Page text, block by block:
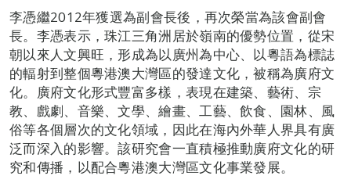
李憑繼2012年獲選為副會長後，再次榮當為該會副會
長。李憑表示，珠江三角洲居於嶺南的優勢位置，從宋
朝以來人文興旺，形成為以廣州為中心、以粵語為標誌
的輻射到整個粵港澳大灣區的發達文化，被稱為廣府文
化。廣府文化形式豐富多樣，表現在建築、藝術、宗
教、戲劇、音樂、文學、繪畫、工藝、飲食、園林、風
俗等各個層次的文化領域，因此在海內外華人界具有廣
泛而深入的影響。該研究會一直積極推動廣府文化的研
究和傳播，以配合粵港澳大灣區文化事業發展。